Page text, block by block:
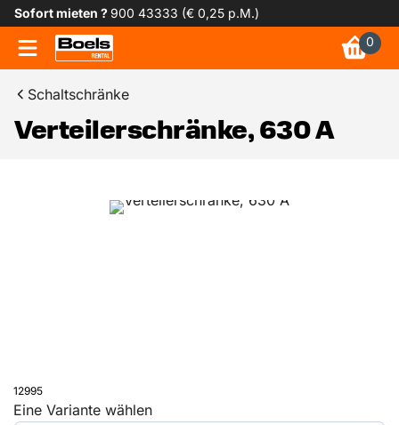
Sofort mieten ?900 43333 (€ 0,25 p.M.)
0
Schaltschränke
Verteilerschränke, 630 A
12995
Eine Variante wählen